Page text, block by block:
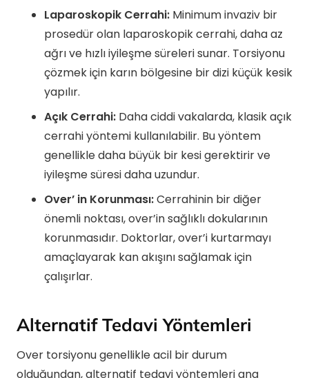
Laparoskopik Cerrahi: Minimum invaziv bir
prosedür olan laparoskopik cerrahi, daha az
ağrı ve hızlı iyileşme süreleri sunar. Torsiyonu
çözmek için karın bölgesine bir dizi küçük kesik
yapılır.
Açık Cerrahi: Daha ciddi vakalarda, klasik açık
cerrahi yöntemi kullanılabilir. Bu yöntem
genellikle daha büyük bir kesi gerektirir ve
iyileşme süresi daha uzundur.
Over’ in Korunması:Cerrahinin bir diğer
önemli noktası, over’in sağlıklı dokularının
korunmasıdır. Doktorlar, over’i kurtarmayı
amaçlayarak kan akışını sağlamak için
çalışırlar.
Alternatif Tedavi Yöntemleri
Over torsiyonu genellikle acil bir durum
olduğundan, alternatif tedavi yöntemleri ana